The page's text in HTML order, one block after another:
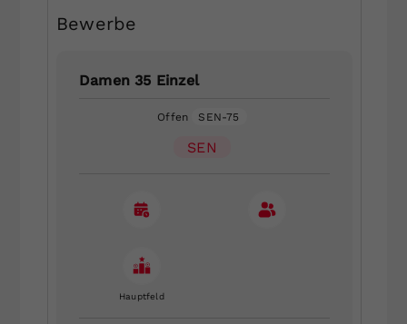
Bewerbe
Damen 35 Einzel
Offen SEN-75
SEN
Hauptfeld